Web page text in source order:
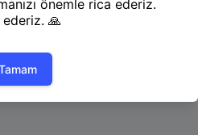
Uygulamayı İndir